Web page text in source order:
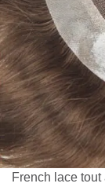
French lace